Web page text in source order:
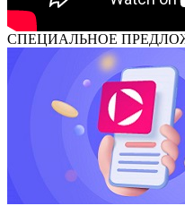
СПЕЦИАЛЬНОЕ